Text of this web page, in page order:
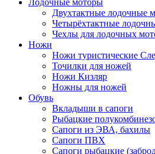
Лодочные моторы
Двухтактные лодочные
Четырёхтактные
Чехлы для лодочных
Ножи
Ножи туристические
Точилки для ножей
Ножи Кизляр
Ножны для ножей
Обувь
Вкладыши в сапоги
Рыбацкие
Сапоги из ЭВА, бахилы
Сапоги ПВХ
Сапоги рыбацкие